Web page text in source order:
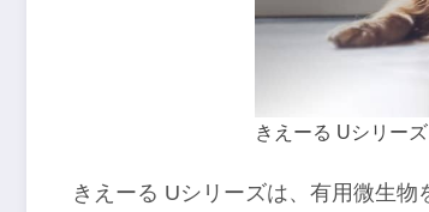
きえーる Uシリー
きえーる Uシリーズは、有用微生